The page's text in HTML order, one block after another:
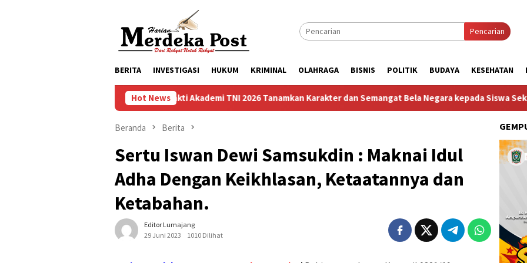
Pencarian
BERITA INVESTIGASI HUKUM KRIMINAL OLAHRAGA BISNIS POLITIK BUDAYA KESEHATAN
Hot News
Taruna Bhakti Akademi TNI 2026 Tanamkan Karakter dan Semangat Bela Negara kepada Siswa Sekolah Rakyat
Beranda Berita
Sertu Iswan Dewi Samsukdin : Maknai Idul
Adha Dengan Keikhlasan, Ketaatannya dan
Ketabahan.
Editor Lumajang
29 Juni 2023
1010 Dilihat